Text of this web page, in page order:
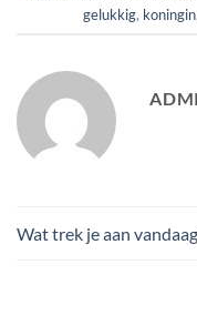
gelukkig koningin
Wat trek je aan